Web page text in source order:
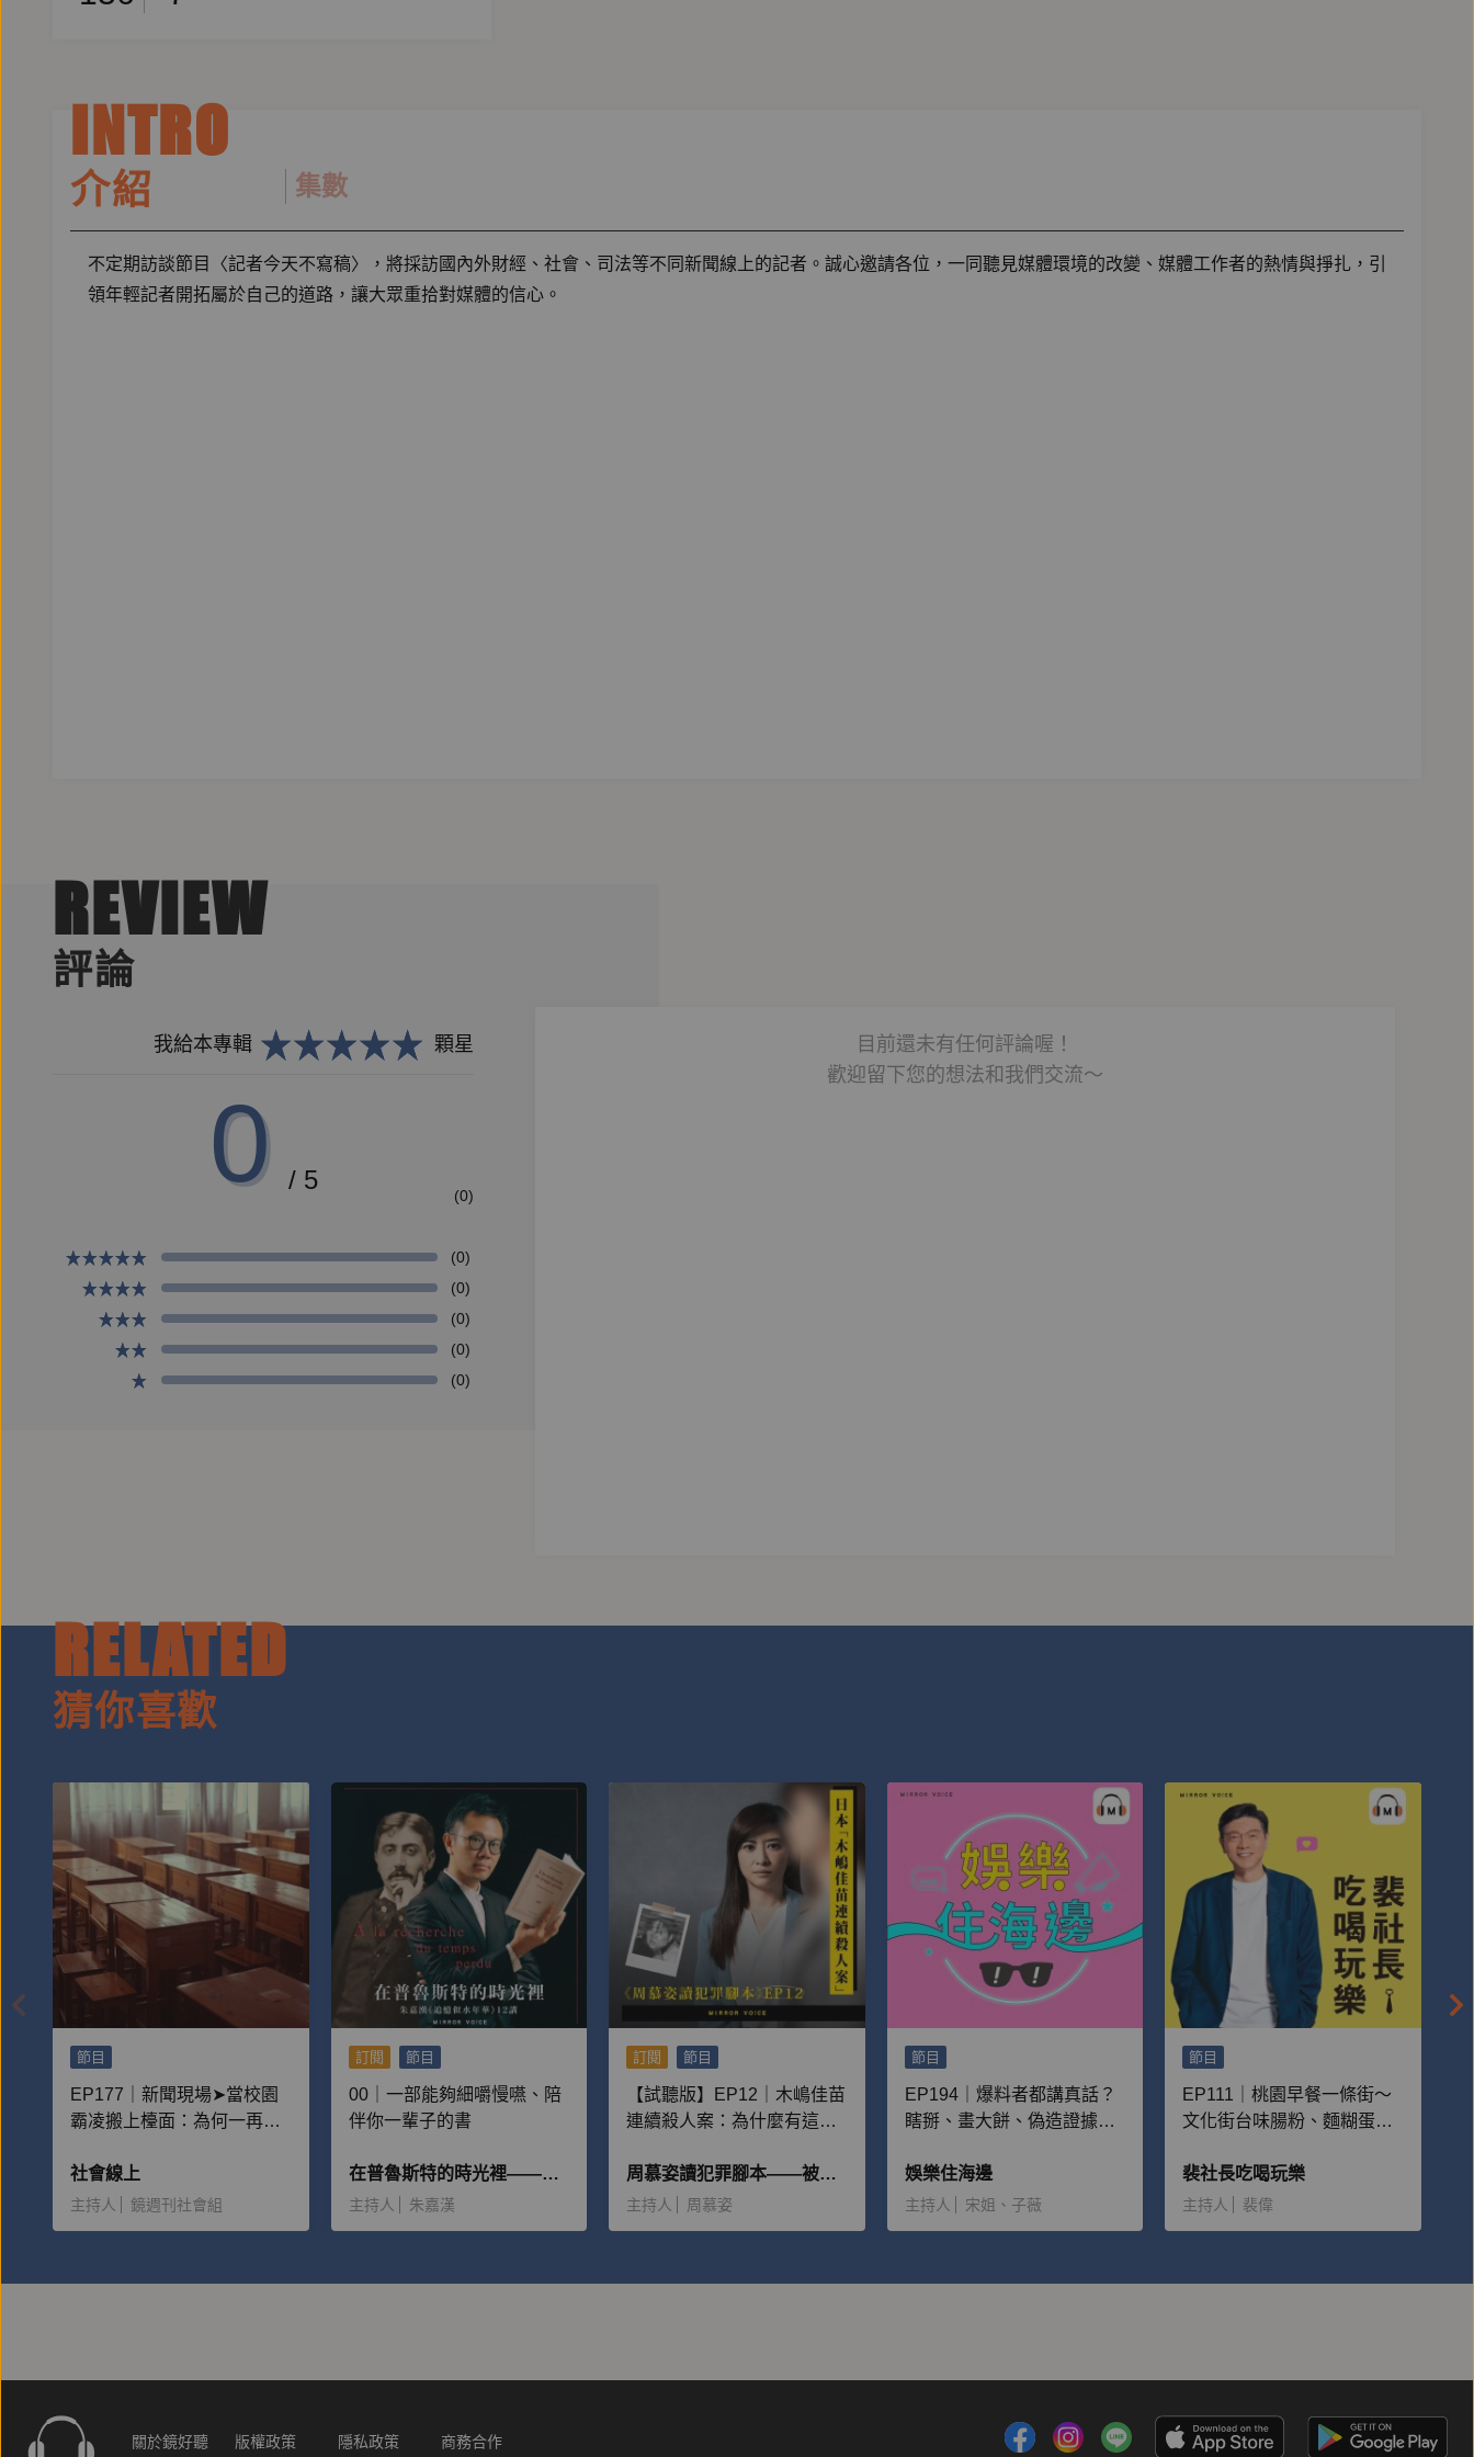
INTRO
介紹 集數
不定期訪談節目〈記者今天不寫稿〉，將採訪國內外財經、社會、司法等不同新聞線上的記者。誠心邀請各位，一同聽見媒體環境的改變、媒體工作者的熱情與掙扎，引
領年輕記者開拓屬於自己的道路，讓大眾重拾對媒體的信心。
REVIEW
評論
我給本專輯 顆星
0 / 5
(0)
(0)
(0)
(0)
(0)
(0)
目前還未有任何評論喔！
歡迎留下您的想法和我們交流～
RELATED
猜你喜歡
節目
EP177｜新聞現場➤當校園
霸凌搬上檯面：為何一再重
社會線上
主持人 鏡週刊社會組
訂閱 節目
00｜一部能夠細嚼慢嚥、陪
伴你一輩子的書
在普魯斯特的時光裡——朱嘉漢《追憶似水年華》12講
主持人 朱嘉漢
訂閱 節目
【試聽版】EP12｜木嶋佳苗
連續殺人案：為什麼有這麼
給予大量金錢？
周慕姿讀犯罪腳本——被惡魔追逐的人
主持人 周慕姿
節目
EP194｜爆料者都講真話？
瞎掰、畫大餅、偽造證據
件！
娛樂住海邊
主持人 宋姐、子薇
節目
EP111｜桃園早餐一條街～
文化街台味腸粉、麵糊蛋
裴社長吃喝玩樂
主持人 裴偉
關於鏡好聽 版權政策 隱私政策 商務合作